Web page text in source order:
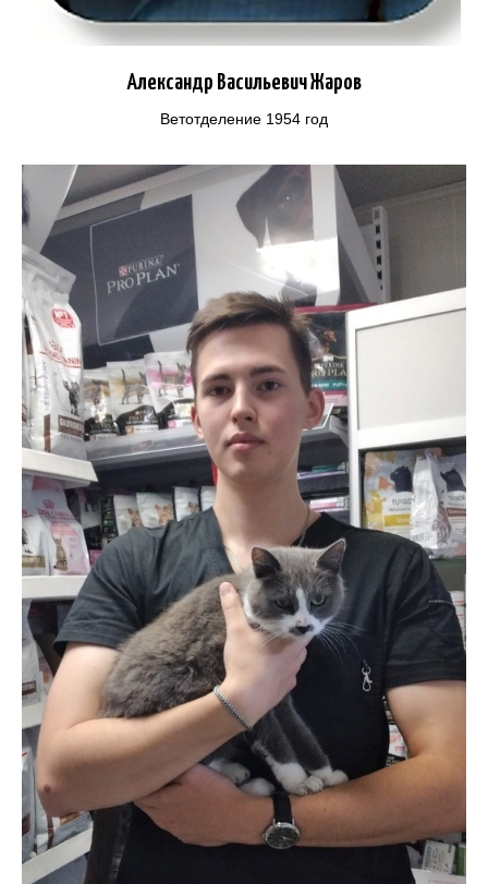
Александр Васильевич Жаров
Ветотделение 1954 год